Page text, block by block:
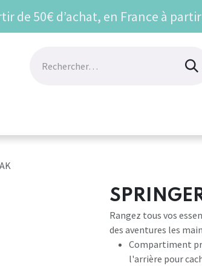
de 50€ d’achat, en France à partir
Rangez tous vos
des aventures les
Compartiment
l'arrière pour